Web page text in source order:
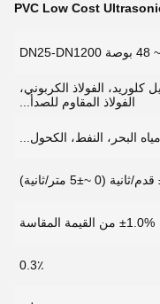
PVC Low Cost
كلوريد، الفولاذ الكربوني،
الفولاذ المقاوم للصدأ...
البحر، النفط، الكحول...
±1.0% من القيمة المقاسة
0.3٪